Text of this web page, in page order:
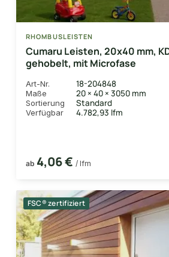
RHOMBUSLEISTEN
Cumaru Leisten, 20x40 mm,
gehobelt, mit Microfase
Art-Nr. 18-204848
Maße 20 × 40 × 3050 mm
Sortierung Standard
Verfügbar 4.782,93 lfm
ab 4,06 € / lfm
FSC® zertifiziert